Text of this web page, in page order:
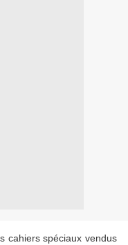
cahiers spéciaux vendus